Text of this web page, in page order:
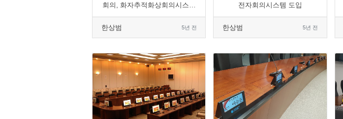
회의, 화자추적화상회의시스템
사용
한상범
5년 전
전자회의시스템 도입
한상범 5년 전
1691 1 0 0 5 0